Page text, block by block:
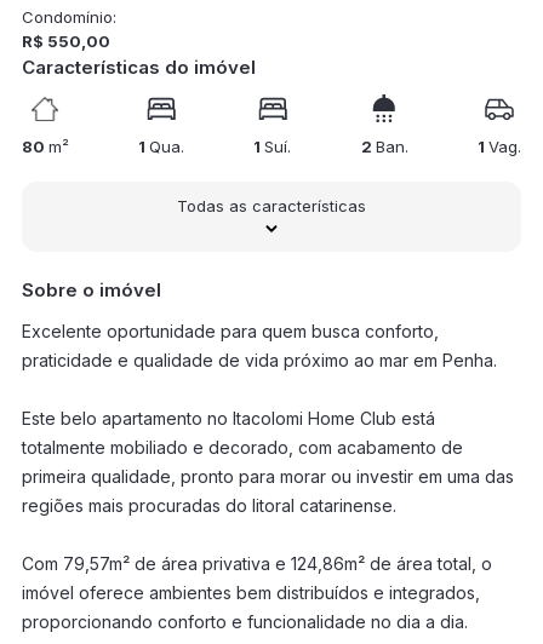
Condomínio:
R$ 550,00
Características do imóvel
80 m² 1Qua. 1Suí. 2 Ban. 1Vag.
Todas as características
Sobre o imóvel
Excelente oportunidade para quem busca conforto,
praticidade e qualidade de vida próximo ao mar em Penha.
Este belo apartamento no Itacolomi Home Club está
totalmente mobiliado e decorado, com acabamento de
primeira qualidade, pronto para morar ou investir em uma das
regiões mais procuradas do litoral catarinense.
Com 79,57m² de área privativa e 124,86m² de área total, o
imóvel oferece ambientes bem distribuídos e integrados,
proporcionando conforto e funcionalidade no dia a dia.